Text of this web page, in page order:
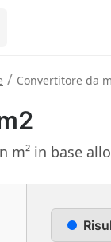
/ Convertitore da
m² in base